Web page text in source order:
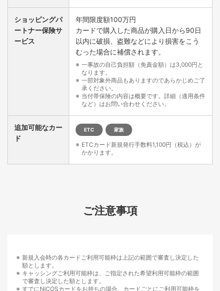
ショッピングパ
ートナー保険サ
ービス
年間限度額100万円
カードで購入した商品が購入日から90日
以内に破損、盗難などにより損害をこう
むった場合に補償されます。
一事故の自己負担額（免責金額）は3,000円と
なります。
一部対象外商品もありますのであらかじめご了
承ください。
当付帯保険の内容は概要です。詳細（適用条件
など）はお問い合わせください。
追加可能なカー
ド
ETC 家族
ETCカード新規発行手数料1,100円（税込）が
かかります。
ご注意事項
新規入会時の各カードご利用可能枠は上記の範囲で審査し決定した
額とします。
キャッシングご利用可能枠は、ご指定された希望利用可能枠の範囲
で審査し決定した額とします。
すでにNICOSカードをお持ちの場合、カードごとにご利用可能枠を